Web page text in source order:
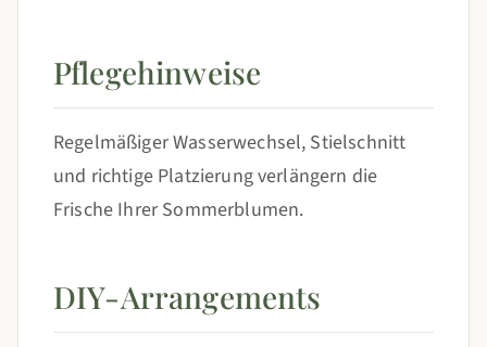
Pflegehinweise
Regelmäßiger Wasserwechsel, Stielschnitt
und richtige Platzierung verlängern die
Frische Ihrer Sommerblumen.
DIY-Arrangements